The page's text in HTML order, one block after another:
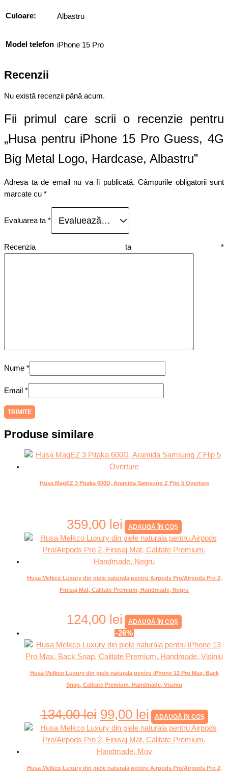
Culoare: Albastru
Model telefon iPhone 15 Pro
Recenzii
Nu există recenzii până acum.
Fii primul care scrii o recenzie pentru
„Husa pentru iPhone 15 Pro Guess, 4G
Big Metal Logo, Hardcase, Albastru”
Adresa ta de email nu va fi publicată. Câmpurile obligatorii sunt
marcate cu *
Evaluarea ta*
Recenzia ta *
Nume *
Email *
Produse similare
Husa MagEZ 3 Pitaka 600D, Aramida Samsung Z Flip 5 Overture
359,00 lei ADAUGĂ ÎN COȘ
Husa Melkco Luxury din piele naturala pentru Airpods Pro/Airpods Pro 2,
Finisaj Mat, Calitate Premium, Handmade, Negru
124,00 lei ADAUGĂ ÎN COȘ
-26%
Husa Melkco Luxury din piele naturala pentru iPhone 13 Pro Max, Back
Snap, Calitate Premium, Handmade, Visiniu
134,00lei 99,00 lei ADAUGĂ ÎN COȘ
Husa Melkco Luxury din piele naturala pentru Airpods Pro/Airpods Pro 2,